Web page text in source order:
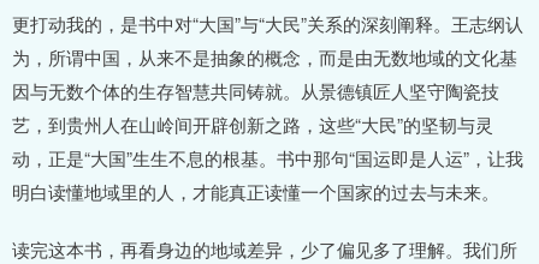
更打动我的，是书中对“大国”与“大民”关系的深刻阐释。王志纲认
为，所谓中国，从来不是抽象的概念，而是由无数地域的文化基
因与无数个体的生存智慧共同铸就。从景德镇匠人坚守陶瓷技
艺，到贵州人在山岭间开辟创新之路，这些“大民”的坚韧与灵
动，正是“大国”生生不息的根基。书中那句“国运即是人运”，让我
明白读懂地域里的人，才能真正读懂一个国家的过去与未来。
读完这本书，再看身边的地域差异，少了偏见多了理解。我们所